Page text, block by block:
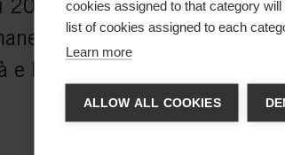
20.000 mm, cuciture e
asciutto. La calda
l'elasticità garantiscono
Cambia lingua
cookies assigned to that category
list of cookies assigned to each
Learn more
ALLOW ALL COOKIES